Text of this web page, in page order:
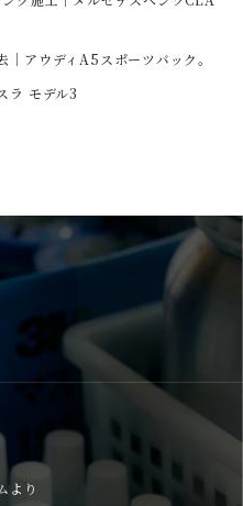
アウディA5スポーツバック。
ラ モデル3
より